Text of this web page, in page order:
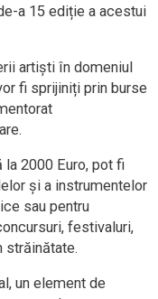
a 15 ediție a acestui
artiști în domeniul
fi sprijiniți prin burse
la 2000 Euro, pot fi
și a instrumentelor
sau pentru
festivaluri,
străinătate.
un element de